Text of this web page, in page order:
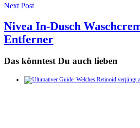
Next Post
Nivea In-Dusch
Entferner
Das könntest Du auch lieben